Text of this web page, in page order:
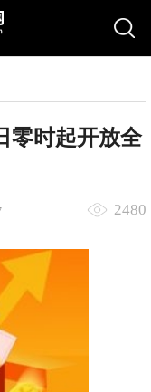
零时起开放全
2480